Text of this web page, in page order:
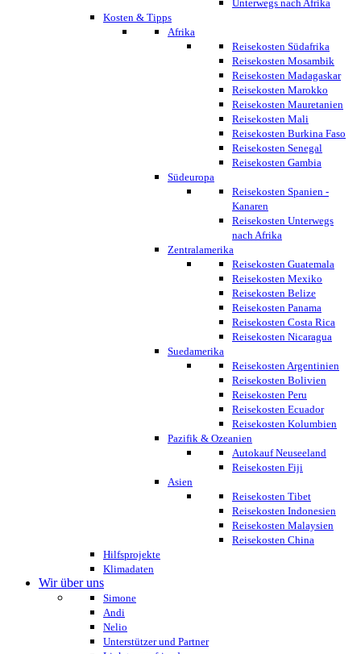
Unterwegs nach Afrika
Kosten & Tipps
Afrika
Reisekosten Südafrika
Reisekosten Mosambik
Reisekosten Madagaskar
Reisekosten Marokko
Reisekosten Mauretanien
Reisekosten Mali
Reisekosten Burkina Faso
Reisekosten Senegal
Reisekosten Gambia
Südeuropa
Reisekosten Spanien -
Kanaren
Reisekosten Unterwegs
nach Afrika
Zentralamerika
Reisekosten Guatemala
Reisekosten Mexiko
Reisekosten Belize
Reisekosten Panama
Reisekosten Costa Rica
Reisekosten Nicaragua
Suedamerika
Reisekosten Argentinien
Reisekosten Bolivien
Reisekosten Peru
Reisekosten Ecuador
Reisekosten Kolumbien
Pazifik & Ozeanien
Autokauf Neuseeland
Reisekosten Fiji
Asien
Reisekosten Tibet
Reisekosten Indonesien
Reisekosten Malaysien
Reisekosten China
Hilfsprojekte
Klimadaten
Wir über uns
Simone
Andi
Nelio
Unterstützer und Partner